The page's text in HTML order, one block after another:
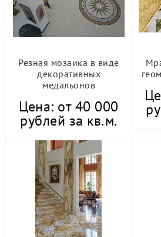
Резная мозаика в виде
декоративных
медальонов
Цена: от 40 000
рублей за кв.м.